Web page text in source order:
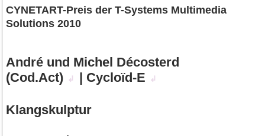
CYNETART-Preis der T-Systems Multimedia
Solutions 2010
André und Michel Décosterd
(Cod.Act)
↲ | Cycloïd-E ↲
Klangskulptur